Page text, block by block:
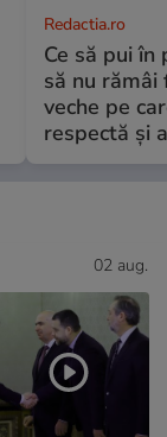
Redactia.ro
Ce să pui
să nu rămâi
veche pe
respectă și
02 aug.